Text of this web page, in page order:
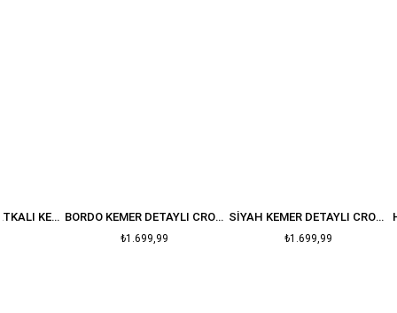
SIYAH ASTARLI VATKALI KETEN DOKULU CROP CEKET BORDO KEMER DETAYLI CROP DERI CEKET
₺1.699,99
SIYAH KEMER DETAYLI CROP DERI CEKET
₺1.699,99